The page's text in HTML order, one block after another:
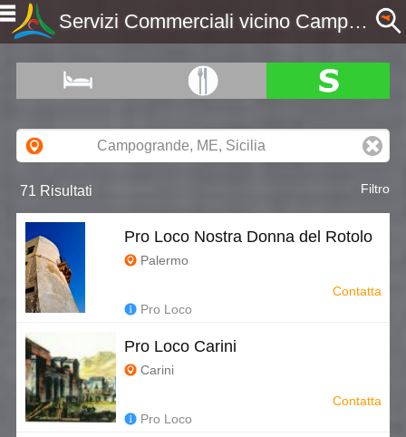
Servizi Commerciali vicino Campogrande, ME, Sicilia - Etnaportal
Filtro
71 Risultati
Pro Loco Nostra Donna del Rotolo
Palermo
Pro Loco
Contatta
Pro Loco Carini
Carini
Pro Loco
Contatta